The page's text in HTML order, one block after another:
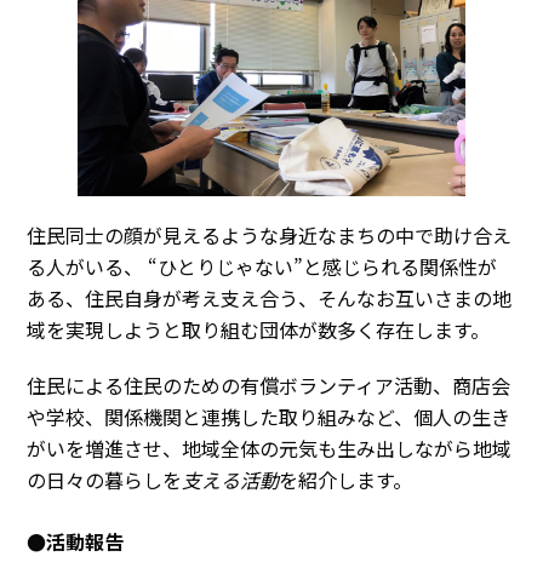
住民同士の顔が見えるような身近なまちの中で助け合え
る人がいる、 “ひとりじゃない”と感じられる関係性が
ある、住民自身が考え支え合う、そんなお互いさまの地
域を実現しようと取り組む団体が数多く存在します。
住民による住民のための有償ボランティア活動、商店会
や学校、関係機関と連携した取り組みなど、個人の生き
がいを増進させ、地域全体の元気も生み出しながら地域
の日々の暮らしを支える活動を紹介します。
●活動報告